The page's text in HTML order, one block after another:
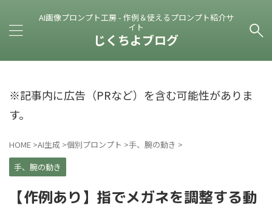
AI画像プロンプト工房 - 作例＆使えるプロンプト紹介サ
イト
じくちよブログ
※記事内に広告（PRなど）を含む可能性がありま
す。
HOME >AI生成 >個別プロンプト >手、腕の動き >
手、腕の動き
【作例あり】指でメガネを調整する動